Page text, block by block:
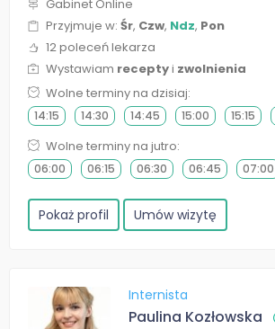
Gabinet Online
Przyjmuje w: Śr, Czw, Ndz, Pon
12 poleceń lekarza
Wystawiam receptyi zwolnienia
Wolne terminy na dzisiaj:
14:15 14:30 14:45 15:00 15:15
Wolne terminy na jutro:
06:00 06:15 06:30 06:45 07:00
Pokaż profil Umów wizytę
Internista
Paulina Kozłowska